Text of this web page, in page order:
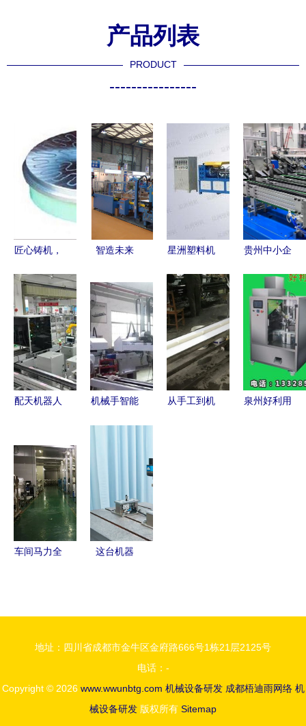
产品列表
PRODUCT
----------------
匠心铸机，
无锡翔源机
械设备有限
公司的研发
之道
智造未来
第11届上海
食品包装机
械展的机械
研发新趋势
星洲塑料机
料回收造粒
机研发，赋
能循环经济
新未来
贵州中小企
专精立主业
特新赢未来
——机械设
备研发的破
配天机器人
创全球首条
量产装配线
机械设备研
机械手智能
人力”的行
业变革
从手工到机
泉州好利用
车间马力全
击
这台机器
能蜕变
地址：四川省成都市金牛区金府路666号1栋21层2125号
电话：-
Copyright © 2026 www.wwunbtg.com 机械设备研发 成都梧迪雨网络 机
械设备研发 版权所有 Sitemap